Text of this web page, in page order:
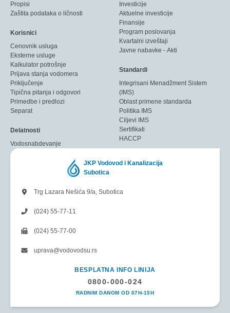
Propisi
Zaštita podataka o ličnosti
Korisnici
Cenovnik usluga
Eksterne usluge
Kalkulator potrošnje
Prijava stanja vodomera
Priključenje
Tipična pitanja i odgovori
Primedbe i predlozi
Separat
Delatnosti
Vodosnabdevanje
Investicije
Aktuelne investicije
Finansije
Program poslovanja
Kvartalni izveštaji
Javne nabavke - Akti
Standardi
Integrisani Menadžment Sistem
(IMS)
Oblast primene standarda
Politika IMS
Ciljevi IMS
Sertifikati
HACCP
JKP Vodovod i Kanalizacija
Subotica
Trg Lazara Nešića 9/a, Subotica
(024) 55-77-11
(024) 55-77-00
uprava@vodovodsu.rs
BESPLATNA INFO LINIJA
0800-000-024
RADNIM DANOM OD 07H-15H